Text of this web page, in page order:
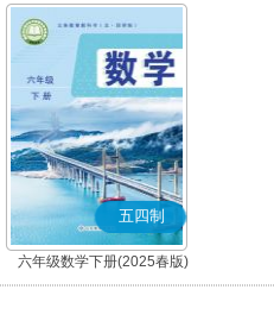
五四制
六年级数学下册(2025春版)